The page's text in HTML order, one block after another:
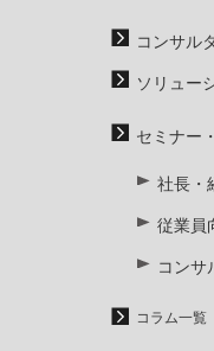
コンサル
ソリュー
セミナー
社長・
従業員
コンサ
コラム一覧